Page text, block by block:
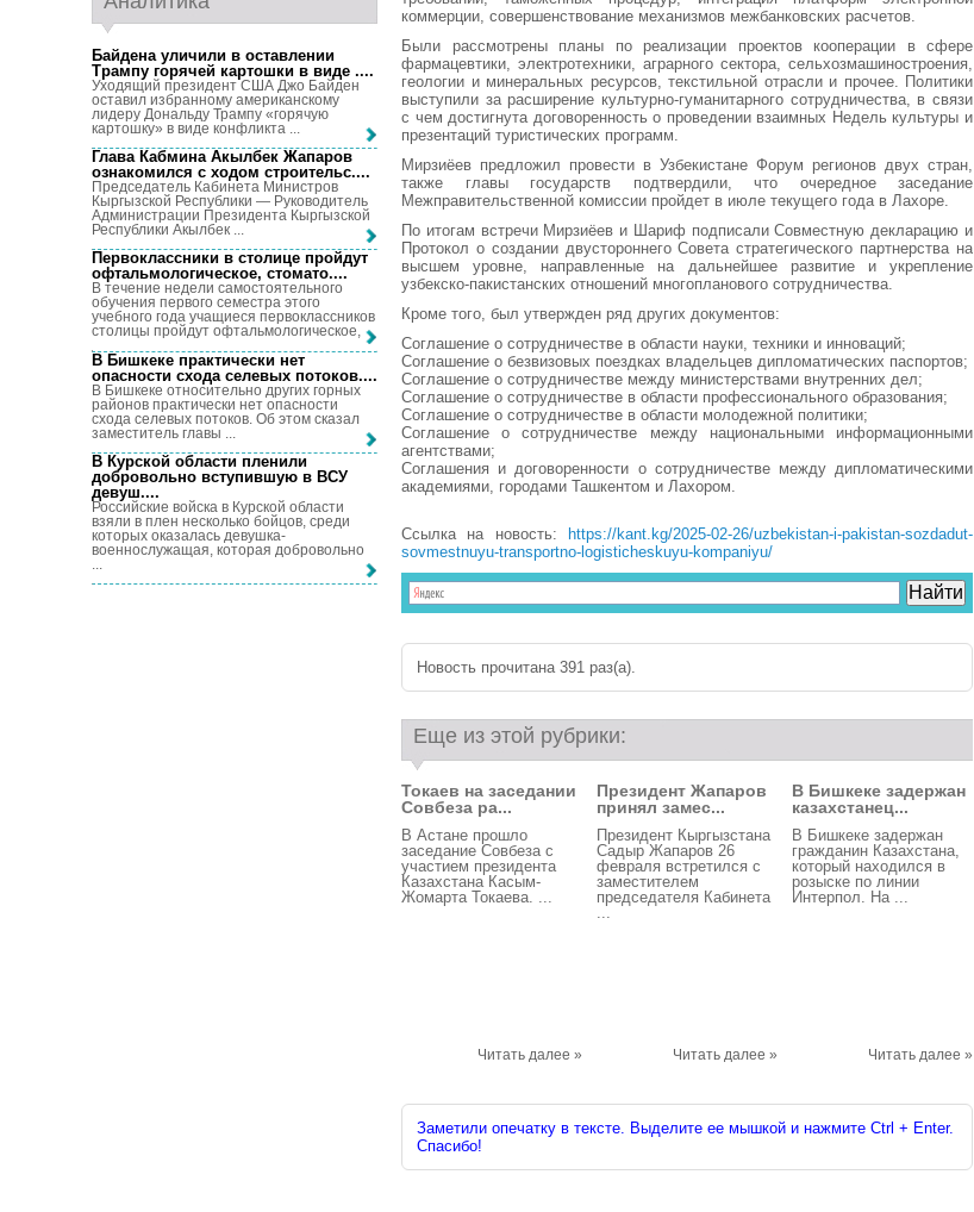
коммерции, совершенствование механизмов межбанковских расчетов.
Были рассмотрены планы по реализации проектов кооперации в сфере
фармацевтики, электротехники, аграрного сектора, сельхозмашиностроения,
геологии и минеральных ресурсов, текстильной отрасли и прочее. Политики
выступили за расширение культурно-гуманитарного сотрудничества, в связи
с чем достигнута договоренность о проведении взаимных Недель культуры и
презентаций туристических программ.
Мирзиёев предложил провести в Узбекистане Форум регионов двух стран,
также главы государств подтвердили, что очередное заседание
Межправительственной комиссии пройдет в июле текущего года в Лахоре.
По итогам встречи Мирзиёев и Шариф подписали Совместную декларацию и
Протокол о создании двустороннего Совета стратегического партнерства на
высшем уровне, направленные на дальнейшее развитие и укрепление
узбекско-пакистанских отношений многопланового сотрудничества.
Кроме того, был утвержден ряд других документов:
Соглашение о сотрудничестве в области науки, техники и инноваций;
Соглашение о безвизовых поездках владельцев дипломатических паспортов;
Соглашение о сотрудничестве между министерствами внутренних дел;
Соглашение о сотрудничестве в области профессионального образования;
Соглашение о сотрудничестве в области молодежной политики;
Соглашение о сотрудничестве между национальными информационными
агентствами;
Соглашения и договоренности о сотрудничестве между дипломатическими
академиями, городами Ташкентом и Лахором.
Ссылка на новость:
https://kant.kg/2025-02-26/uzbekistan-i-pakistan-sozdadut-
sovmestnuyu-transportno-logisticheskuyu-kompaniyu/
Новость прочитана 391 раз(a).
Еще из этой рубрики:
Токаев на заседании
Совбеза ра...
В Астане прошло
заседание Совбеза с
участием президента
Казахстана Касым-
Жомарта Токаева. ...
Читать далее »
Президент Жапаров
принял замес...
Президент Кыргызстана
Садыр Жапаров 26
февраля встретился с
заместителем
председателя Кабинета
...
Читать далее »
В Бишкеке задержан
казахстанец...
В Бишкеке задержан
гражданин Казахстана,
который находился в
розыске по линии
Интерпол. На ...
Читать далее »
Заметили опечатку в тексте. Выделите ее мышкой и нажмите Ctrl + Enter.
Спасибо!
Байдена уличили в оставлении
Трампу горячей картошки в виде ....
Уходящий президент США Джо Байден
оставил избранному американскому
лидеру Дональду Трампу «горячую
картошку» в виде конфликта ...
Глава Кабмина Акылбек Жапаров
ознакомился с ходом строительс....
Председатель Кабинета Министров
Кыргызской Республики — Руководитель
Администрации Президента Кыргызской
Республики Акылбек ...
Первоклассники в столице пройдут
офтальмологическое, стомато....
В течение недели самостоятельного
обучения первого семестра этого
учебного года учащиеся первоклассников
столицы пройдут офтальмологическое, ...
В Бишкеке практически нет
опасности схода селевых потоков....
В Бишкеке относительно других горных
районов практически нет опасности
схода селевых потоков. Об этом сказал
заместитель главы ...
В Курской области пленили
добровольно вступившую в ВСУ
девуш....
Российские войска в Курской области
взяли в плен несколько бойцов, среди
которых оказалась девушка-
военнослужащая, которая добровольно
...